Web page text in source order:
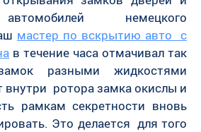
немецкого
мастер по вскрытию авто с
в течение часа отмачивал так
разными жидкостями
ротора замка окислы и
рамкам секретности вновь
Это делается для того